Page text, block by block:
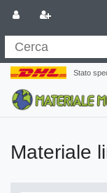
Stato
Materiale